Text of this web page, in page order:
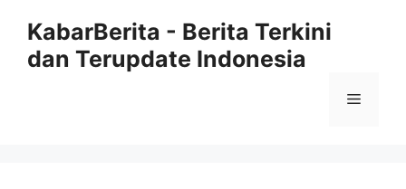
KabarBerita - Berita Terkini
dan Terupdate Indonesia
Menu